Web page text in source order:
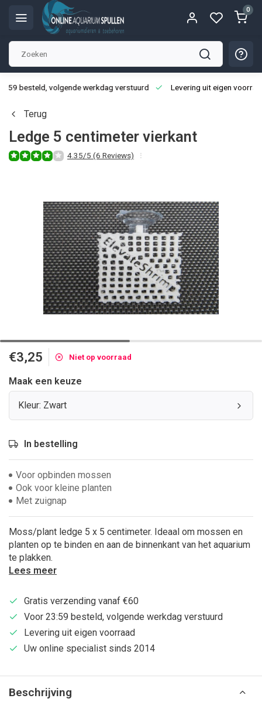
0
besteld, volgende werkdag verstuurd Levering uit eigen
Terug
Ledge 5 centimeter vierkant
4.35/5 (6 Reviews)
€3,25 Niet op voorraad
Maak een keuze
Kleur: Zwart
In bestelling
Voor opbinden mossen
Ook voor kleine planten
Met zuignap
Moss/plant ledge 5 x 5 centimeter. Ideaal om mossen en
planten op te binden en aan de binnenkant van het aquarium
te plakken.
Lees meer
Gratis verzending vanaf €60
Voor 23:59 besteld, volgende werkdag verstuurd
Levering uit eigen voorraad
Uw online specialist sinds 2014
Beschrijving